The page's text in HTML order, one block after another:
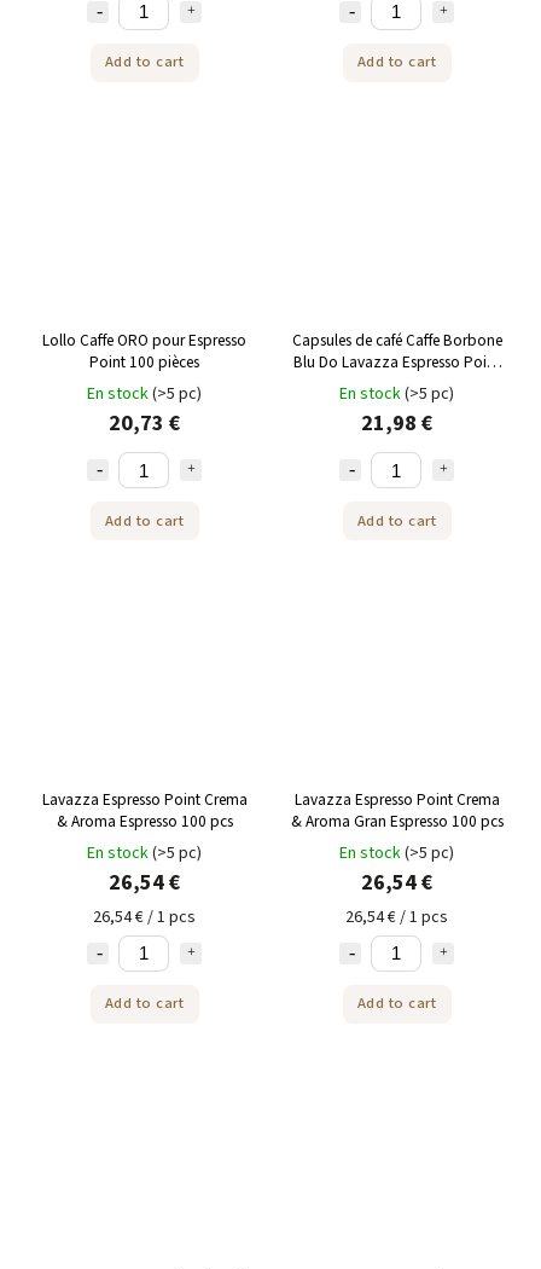
Add to cart Add to cart
Lollo Caffe ORO pour Espresso
Point 100 pièces
En stock(>5 pc)
20,73 €
Add to cart
Capsules de café Caffe Borbone
Blu Do Lavazza Espresso Point
100 pièces
En stock(>5 pc)
21,98 €
Add to cart
Lavazza Espresso Point Crema
& Aroma Espresso 100 pcs
En stock(>5 pc)
26,54 €
26,54 € / 1 pcs
Add to cart
Lavazza Espresso Point Crema
& Aroma Gran Espresso 100 pcs
En stock(>5 pc)
26,54 €
26,54 € / 1 pcs
Add to cart